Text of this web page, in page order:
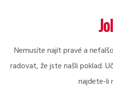
Nemusíte najít pravé a
radovat, že jste našli poklad.
najdete-li